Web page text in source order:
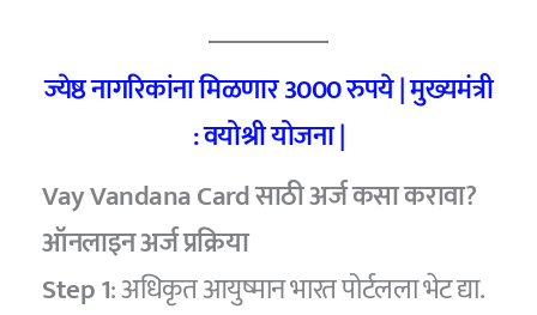
ज्येष्ठ नागरिकांना मिळणार 3000 रुपये | मुख्यमंत्री
: वयोश्री योजना |
Vay Vandana Card साठी अर्ज कसा करावा?
ऑनलाइन अर्ज प्रक्रिया
Step 1: अधिकृत आयुष्मान भारत पोर्टलला भेट द्या.